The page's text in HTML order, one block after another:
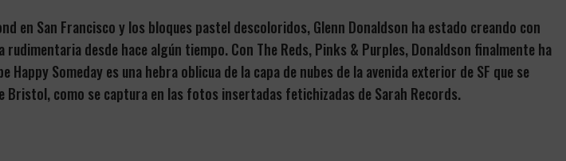
en San Francisco y los bloques pastel descoloridos, Glenn Donaldson ha estado creando con
desde hace algún tiempo. Con The Reds, Pinks & Purples, Donaldson finalmente ha
Someday es una hebra oblicua de la capa de nubes de la avenida exterior de SF que se
como se captura en las fotos insertadas fetichizadas de Sarah Records.